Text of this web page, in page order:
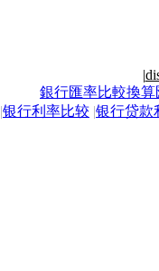
|
銀行匯率比較換算
|银行利率比较 |银行贷款